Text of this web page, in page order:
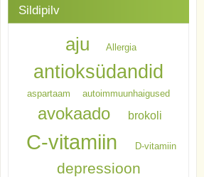
Sildipilv
aju Allergia
antioksüdandid
aspartaam autoimmuunhaigused
avokaado brokoli
C-vitamiin D-vitamiin
depressioon